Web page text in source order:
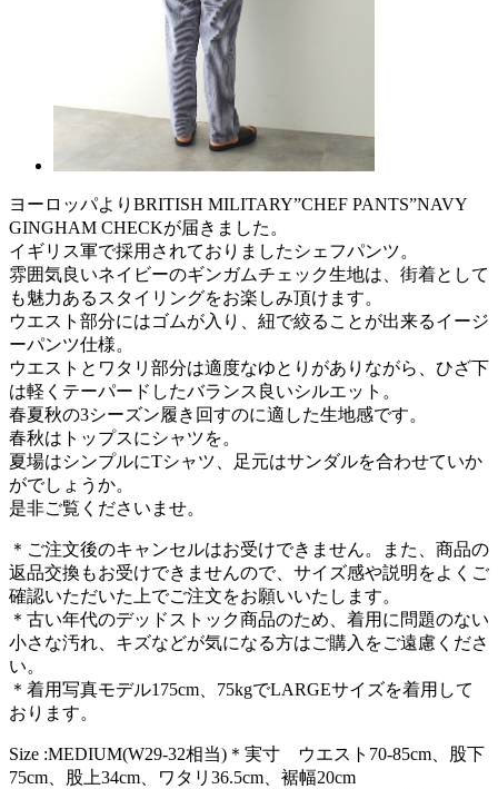
ヨーロッパよりBRITISH MILITARY”CHEF PANTS”NAVY
GINGHAM CHECKが届きました。
イギリス軍で採用されておりましたシェフパンツ。
雰囲気良いネイビーのギンガムチェック生地は、街着として
も魅力あるスタイリングをお楽しみ頂けます。
ウエスト部分にはゴムが入り、紐で絞ることが出来るイージ
ーパンツ仕様。
ウエストとワタリ部分は適度なゆとりがありながら、ひざ下
は軽くテーパードしたバランス良いシルエット。
春夏秋の3シーズン履き回すのに適した生地感です。
春秋はトップスにシャツを。
夏場はシンプルにTシャツ、足元はサンダルを合わせていか
がでしょうか。
是非ご覧くださいませ。
＊ご注文後のキャンセルはお受けできません。また、商品の
返品交換もお受けできませんので、サイズ感や説明をよくご
確認いただいた上でご注文をお願いいたします。
＊古い年代のデッドストック商品のため、着用に問題のない
小さな汚れ、キズなどが気になる方はご購入をご遠慮くださ
い。
＊着用写真モデル175cm、75kgでLARGEサイズを着用して
おります。
Size :MEDIUM(W29-32相当)＊実寸 ウエスト70-85cm、股下
75cm、股上34cm、ワタリ36.5cm、裾幅20cm